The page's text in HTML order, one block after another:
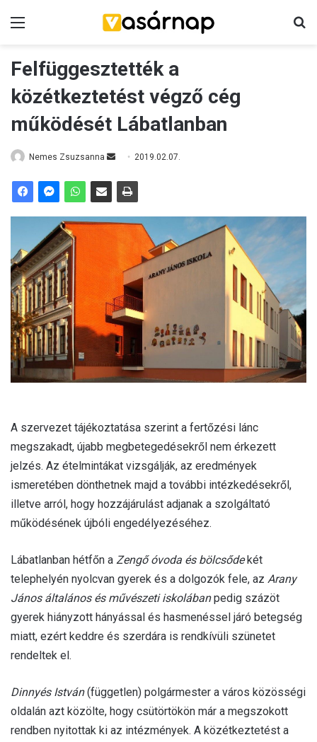
Felfüggesztették a
közétkeztetést végző cég
működését Lábatlanban
Nemes Zsuzsanna
a
m
a
i
l
2019.02.07.
A szervezet tájékoztatása szerint a fertőzési lánc
megszakadt, újabb megbetegedésekről nem érkezett
jelzés. Az ételmintákat vizsgálják, az eredmények
ismeretében dönthetnek majd a további intézkedésekről,
illetve arról, hogy hozzájárulást adjanak a szolgáltató
működésének újbóli engedélyezéséhez.
Lábatlanban hétfőn a Zengő óvoda és bölcsődekét
telephelyén nyolcvan gyerek és a dolgozók fele, az Arany
János általános és művészeti iskolábanpedig százöt
gyerek hiányzott hányással és hasmenéssel járó betegség
miatt, ezért keddre és szerdára is rendkívüli szünetet
rendeltek el.
Dinnyés István(független) polgármester a város közösségi
oldalán azt közölte, hogy csütörtökön már a megszokott
rendben nyitottak ki az intézmények. A közétkeztetést a